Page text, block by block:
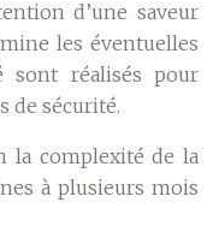
d’une saveur
les éventuelles
sont réalisés pour
de sécurité.
la complexité de la
à plusieurs mois